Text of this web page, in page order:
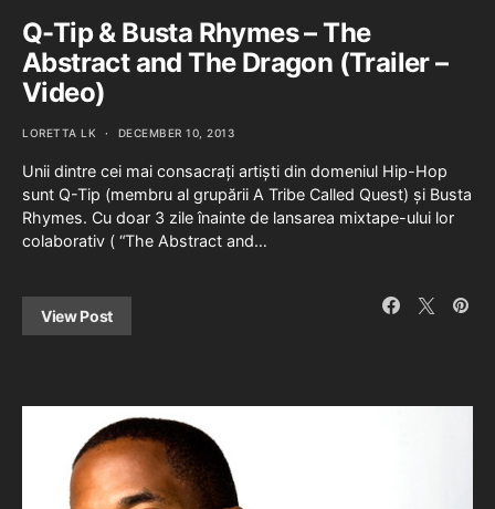
Q-Tip & Busta Rhymes – The
Abstract and The Dragon (Trailer –
Video)
LORETTA LK DECEMBER 10, 2013
Unii dintre cei mai consacrați artiști din domeniul Hip-Hop
sunt Q-Tip (membru al grupării A Tribe Called Quest) și Busta
Rhymes. Cu doar 3 zile înainte de lansarea mixtape-ului lor
colaborativ ( “The Abstract and…
View Post